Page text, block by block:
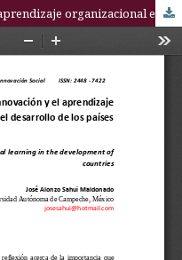
Influencia de la innovaciÃ³n y el aprendizaje organizacional en el desarrollo de los paÃ­ses / Influence of innovation and organizational learning in the development of countries